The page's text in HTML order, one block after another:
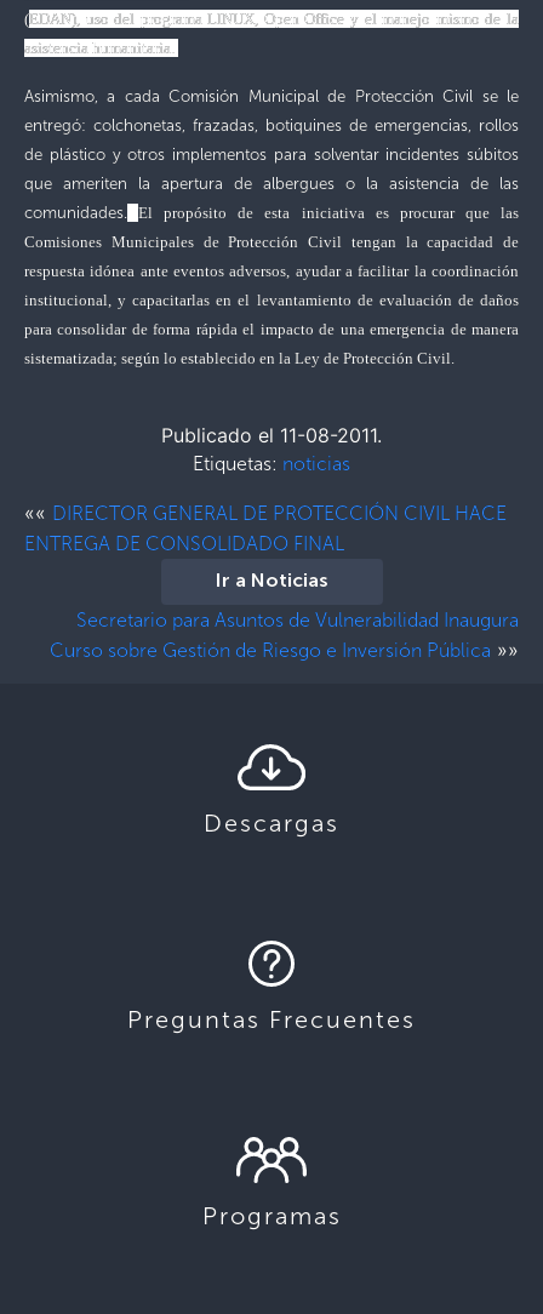
(EDAN), uso del programa LINUX, Open Office y el manejo mismo de la
asistencia humanitaria.
Asimismo, a cada Comisión Municipal de Protección Civil se le
entregó: colchonetas, frazadas, botiquines de emergencias, rollos
de plástico y otros implementos para solventar incidentes súbitos
que ameriten la apertura de albergues o la asistencia de las
comunidades.
El propósito de esta iniciativa es procurar que las
Comisiones Municipales de Protección Civil tengan lacapacidad de
respuesta idónea ante eventos adversos, ayudar a facilitar la coordinación
institucional, y capacitarlas en el levantamiento de evaluación de daños
para consolidar de forma rápida el impacto de una emergencia de manera
sistematizada; según lo establecido en la Ley de Protección Civil.
Publicado el 11-08-2011.
Etiquetas: noticias
«« DIRECTOR GENERAL DE PROTECCIÓN CIVIL HACE
ENTREGA DE CONSOLIDADO FINAL
Ir a Noticias
Secretario para Asuntos de Vulnerabilidad Inaugura
Curso sobre Gestión de Riesgo e Inversión Pública »»
Descargas
Preguntas Frecuentes
Programas